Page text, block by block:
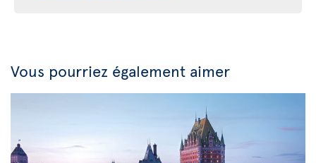
Vous pourriez également aimer